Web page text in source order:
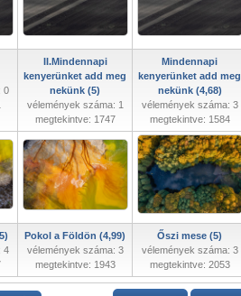
0
II.Mindennapi
kenyerünket add meg
nekünk (5)
vélemények száma: 1
megtekintve: 1747
Mindennapi
kenyerünket add meg
nekünk (4,68)
vélemények száma: 3
megtekintve: 1584
4
Pokol a Földön (4,99)
vélemények száma: 3
megtekintve: 1943
Őszi mese (5)
vélemények száma: 3
megtekintve: 2053